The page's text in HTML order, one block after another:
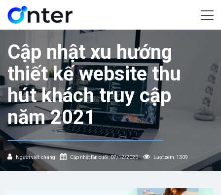
Home /Cập nhật xu hướng thiết kế website thu hút khách
truy cập năm 2021
Cập nhật xu hướng
thiết kế website thu
hút khách truy cập
năm 2021
Người viết: chang Cập nhật lần cuối: 07/12/2020 Lượt xem: 1309